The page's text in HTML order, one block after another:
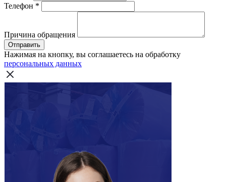
Телефон *
Причина обращения
Отправить
Нажимая на кнопку, вы соглашаетесь на обработку
персональных данных